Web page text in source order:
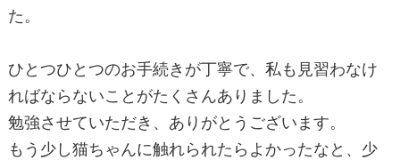
た。
ひとつひとつのお手続きが丁寧で、私も見習わなけ
ればならないことがたくさんありました。
勉強させていただき、ありがとうございます。
もう少し猫ちゃんに触れられたらよかったなと、少